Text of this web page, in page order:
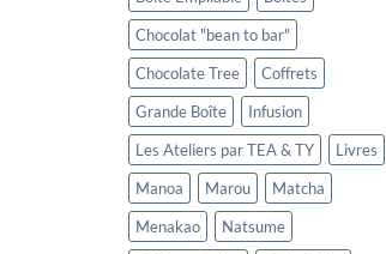
Chocolat "bean to bar"
Chocolate Tree
Coffrets
Grande Boîte
Infusion
Les Ateliers par TEA & TY
Livres
Manoa
Marou
Matcha
Menakao
Natsume